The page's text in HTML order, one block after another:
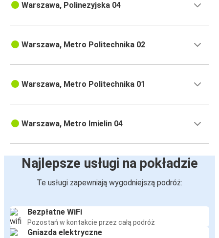
Warszawa, Polinezyjska 04
Warszawa, Metro Politechnika 02
Warszawa, Metro Politechnika 01
Warszawa, Metro Imielin 04
Najlepsze usługi na pokładzie
Te usługi zapewniają wygodniejszą podróż:
Bezpłatne WiFi
Pozostań w kontakcie przez całą podróż
Gniazda elektryczne